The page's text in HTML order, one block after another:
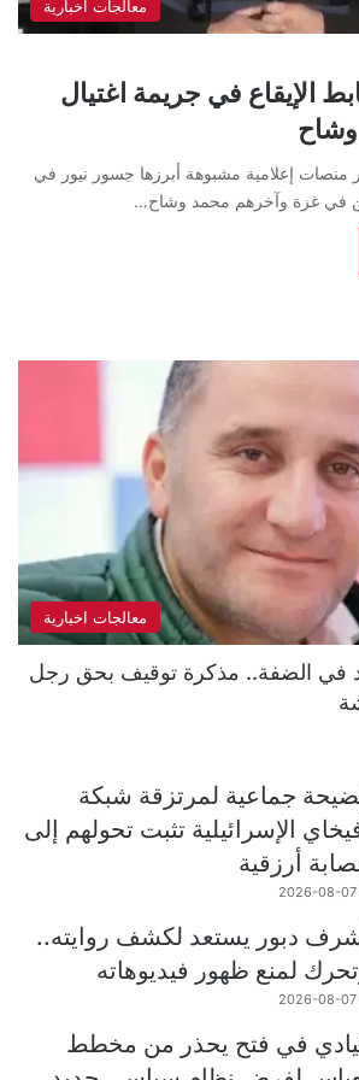
معالجات اخبارية
الإيقاع في جريمة اغتيال
منصات إعلامية مشبوهة أبرزها جسور نيور في
في غزة وآخرهم محمد وشاح…
معالجات اخبارية
في الضفة.. مذكرة توقيف بحق رجل
جماعية لمرتزقة شبكة
الإسرائيلية تثبت تحولهم إلى
أرزقية
2026-08-07
دبور يستعد لكشف روايته..
لمنع ظهور فيديوهاته
2026-08-07
في فتح يحذر من مخطط